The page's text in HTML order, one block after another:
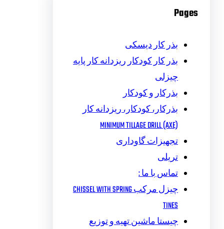
Pages
بذر کار دیسکی
بذر کار کودکار ریزدانه کار پایه
چیزلی
بذرکار و کودکار
بذرکار، کودکار، ریزدانه کار
MINIMUM TILLAGE DRILL (AXE)
تجهیزات گاوداری
تریلی
تماس با ما :
چیزل مرکب CHISSEL WITH SPRING
TINES
چیستا ماشین تهیه و توزیع